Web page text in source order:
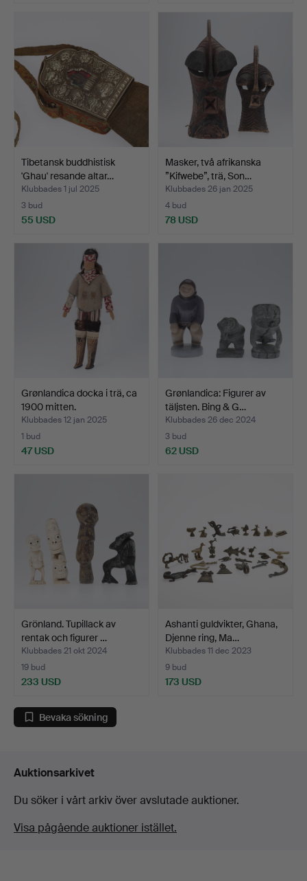
Tibetansk buddhistisk
'Ghau' resande altar…
Klubbades 1 jul 2025
3 bud
55 USD
Masker, två afrikanska
”Kifwebe”, trä, Son…
Klubbades 26 jan 2025
4 bud
78 USD
Grønlandica docka i trä, ca
1900 mitten.
Klubbades 12 jan 2025
1 bud
47 USD
Grønlandica: Figurer av
täljsten. Bing & G…
Klubbades 26 dec 2024
3 bud
62 USD
Grönland. Tupillack av
rentak och figurer …
Klubbades 21 okt 2024
19 bud
233 USD
Ashanti guldvikter, Ghana,
Djenne ring, Ma…
Klubbades 11 dec 2023
9 bud
173 USD
Bevaka sökning
Auktionsarkivet
Du söker i vårt arkiv över avslutade auktioner.
Visa pågående auktioner istället.